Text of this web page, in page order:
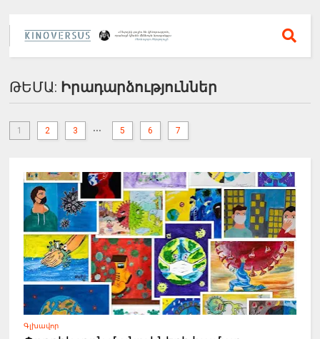
ԹԵՄԱ: Իրադարձություններ
1 2 3 ... 5 6 7
Գլխավոր